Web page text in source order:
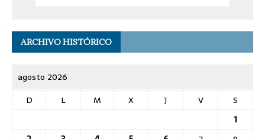
ARCHIVO HISTÓRICO
agosto 2026
D
L M X J V
S
1